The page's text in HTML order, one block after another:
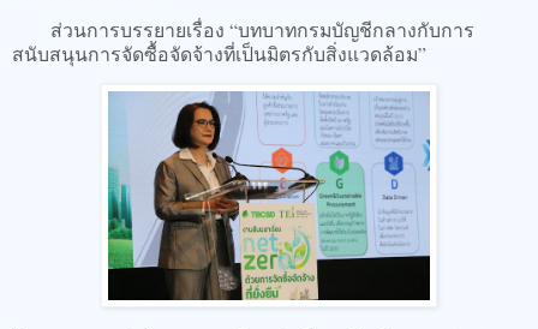
ส่วนการบรรยายเรื่อง “บทบาทกรมบัญชีกลางกับการ
สนับสนุนการจัดซื้อจัดจ้างที่เป็นมิตรกับสิ่งแวดล้อม”